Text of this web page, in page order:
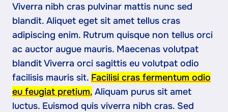
Viverra nibh cras pulvinar mattis nunc sed
blandit. Aliquet eget sit amet tellus cras
adipiscing enim. Rutrum quisque non tellus orci
ac auctor augue mauris. Maecenas volutpat
blandit Viverra orci sagittis eu volutpat odio
facilisis mauris sit. Facilisi cras fermentum odio
eu feugiat pretium. Aliquam purus sit amet
luctus. Euismod quis viverra nibh cras. Sed